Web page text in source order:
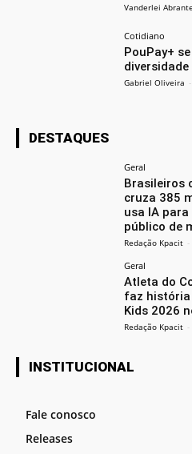
Vanderlei
Cotidiano
PouPay+
Gabriel Oliveira -
DESTAQUES
Geral
Brasileiros
cruza 385
usa IA
público de
Redação Kpacit -
Geral
Atleta do
faz história
Kids 2026
Redação Kpacit -
INSTITUCIONAL
Fale conosco
Releases